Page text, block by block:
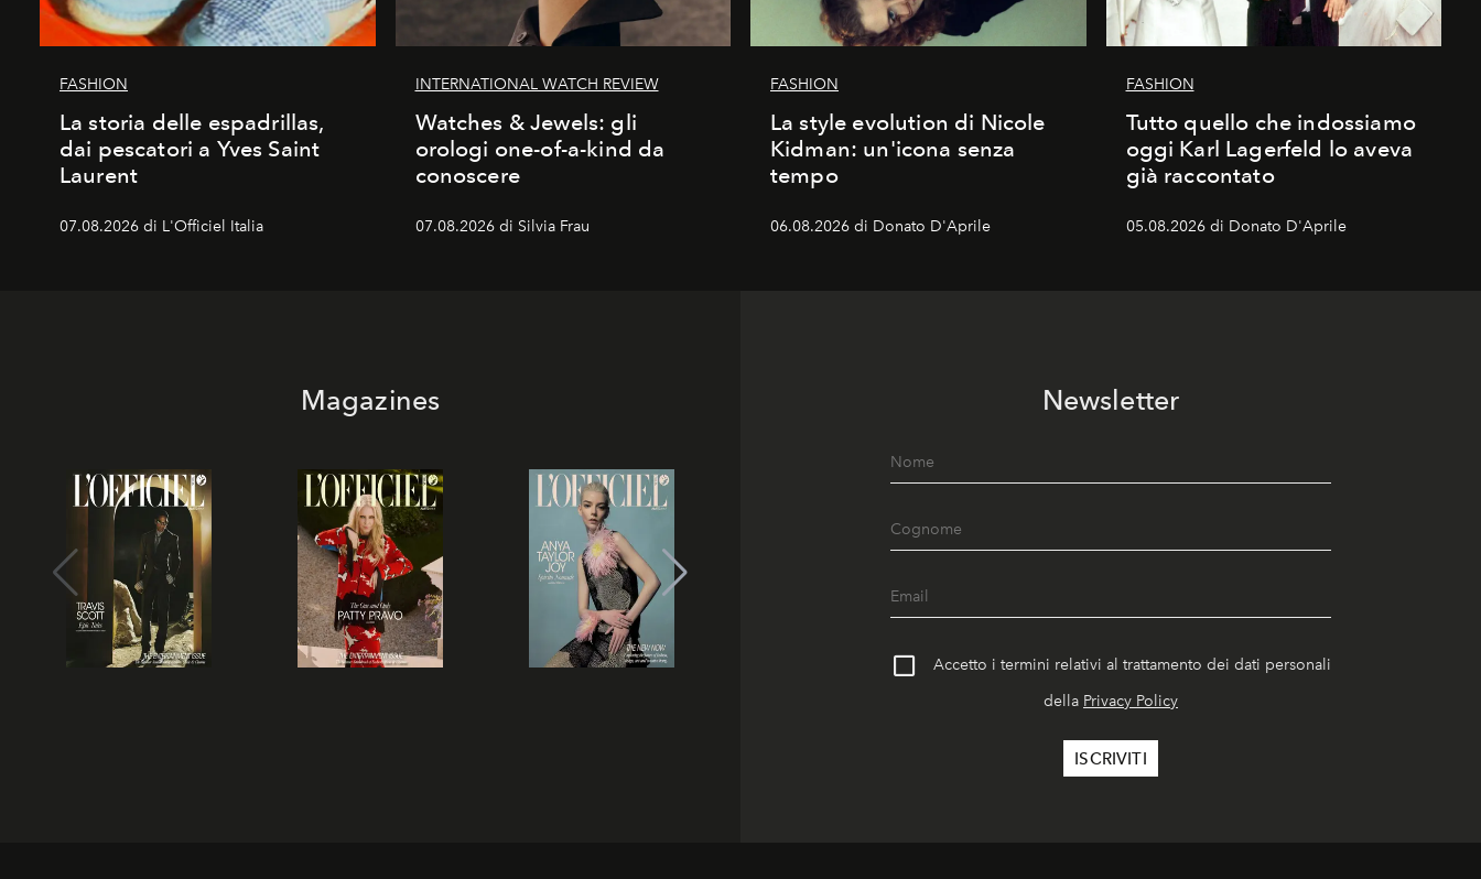
FASHION
La storia delle espadrillas,
dai pescatori a Yves Saint
Laurent
07.08.2026 di L'Officiel Italia
INTERNATIONAL WATCH REVIEW
Watches & Jewels: gli
orologi one-of-a-kind da
conoscere
07.08.2026 di Silvia Frau
FASHION
La style evolution di Nicole
Kidman: un'icona senza
tempo
06.08.2026 di Donato D'Aprile
FASHION
Tutto quello che indossiamo
oggi Karl Lagerfeld lo aveva
già raccontato
05.08.2026 di Donato D'Aprile
Magazines Newsletter
Accetto i termini relativi al trattamento dei dati personali
della Privacy Policy